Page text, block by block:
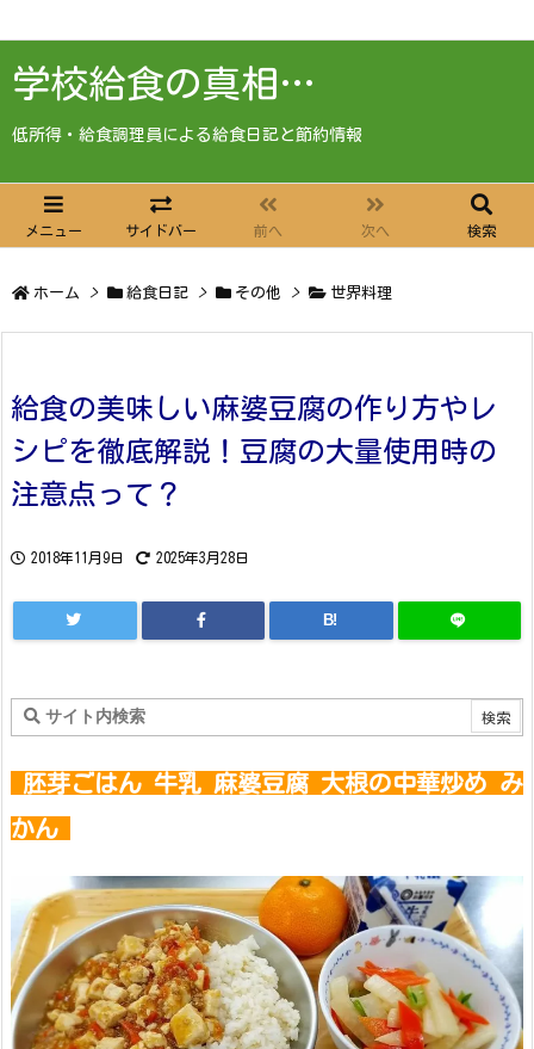
学校給食の真相…
低所得・給食調理員による給食日記と節約情報
メニュー サイドバー 前へ 次へ 検索
ホーム > 給食日記 > その他 > 世界料理
給食の美味しい麻婆豆腐の作り方やレ
シピを徹底解説！豆腐の大量使用時の
注意点って？
2018年11月9日 2025年3月28日
B!
胚芽ごはん 牛乳 麻婆豆腐 大根の中華炒め み
かん